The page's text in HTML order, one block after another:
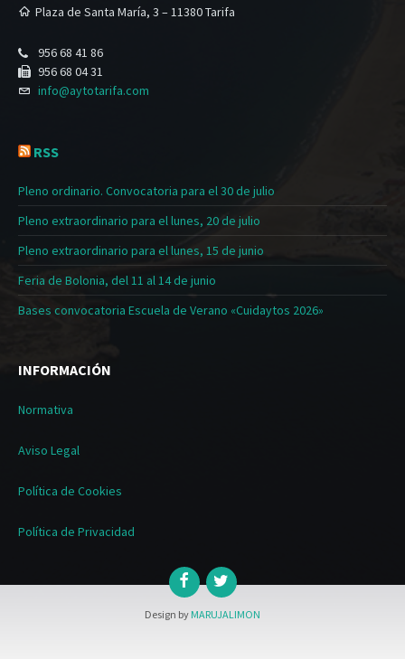
Plaza de Santa María, 3 – 11380 Tarifa
956 68 41 86
956 68 04 31
info@aytotarifa.com
RSS
Pleno ordinario. Convocatoria para el 30 de julio
Pleno extraordinario para el lunes, 20 de julio
Pleno extraordinario para el lunes, 15 de junio
Feria de Bolonia, del 11 al 14 de junio
Bases convocatoria Escuela de Verano «Cuidaytos 2026»
INFORMACIÓN
Normativa
Aviso Legal
Política de Cookies
Política de Privacidad
Design by MARUJALIMON